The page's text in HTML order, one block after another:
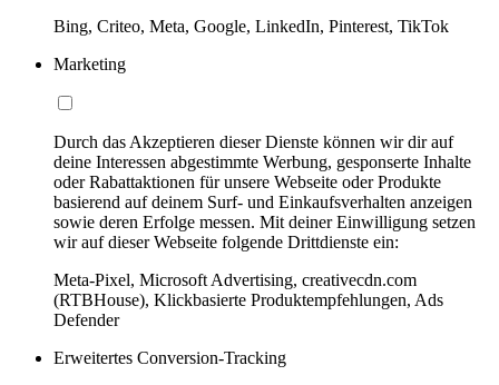
Bing, Criteo, Meta, Google, LinkedIn, Pinterest, TikTok
Marketing
Durch das Akzeptieren dieser Dienste können wir dir auf
deine Interessen abgestimmte Werbung, gesponserte Inhalte
oder Rabattaktionen für unsere Webseite oder Produkte
basierend auf deinem Surf- und Einkaufsverhalten anzeigen
sowie deren Erfolge messen. Mit deiner Einwilligung setzen
wir auf dieser Webseite folgende Drittdienste ein:
Meta-Pixel, Microsoft Advertising, creativecdn.com
(RTBHouse), Klickbasierte Produktempfehlungen, Ads
Defender
Erweitertes Conversion-Tracking